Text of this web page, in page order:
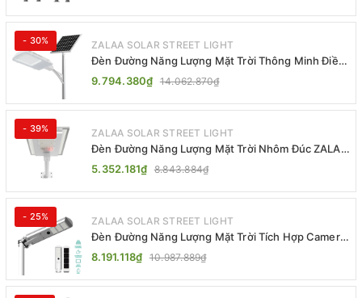
- 30% ZALAA SOLAR STREET LIGHT
Đèn Đường Năng Lượng Mặt Trời Thông Minh Điều
Khiển MPPT ZL-GMX01 ZALAA
9.794.380₫ 14.062.870₫
- 39% ZALAA SOLAR STREET LIGHT
Đèn Đường Năng Lượng Mặt Trời Nhôm Đúc ZALAA
ZL-BWH Cao Cấp IP65
5.352.181₫ 8.843.884₫
- 25% ZALAA SOLAR STREET LIGHT
Đèn Đường Năng Lượng Mặt Trời Tích Hợp Camera
ZALAA ZL-BJ04-CCTV (80W, IP65)
8.191.118₫ 10.987.889₫